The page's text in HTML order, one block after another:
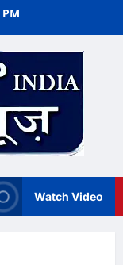
Watch Video